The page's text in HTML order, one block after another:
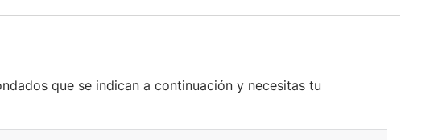
que se indican a continuación y necesitas tu